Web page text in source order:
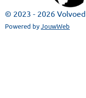
© 2023 - 2026 Volvoed
Powered byJouwWeb